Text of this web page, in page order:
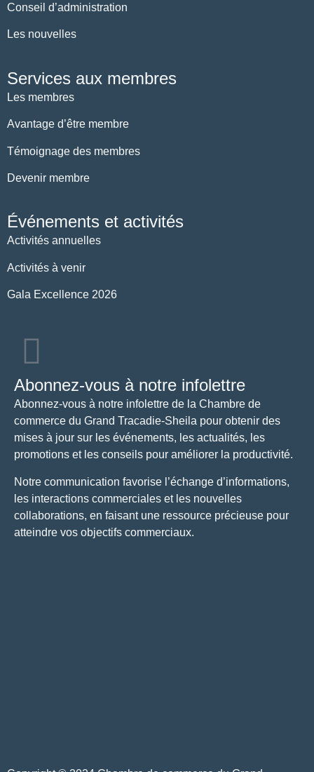
Conseil d’administration
Les nouvelles
Services aux membres
Les membres
Avantage d’être membre
Témoignage des membres
Devenir membre
Événements et activités
Activités annuelles
Activités à venir
Gala Excellence 2026
Abonnez-vous à notre infolettre
Abonnez-vous à notre infolettre de la Chambre de
commerce du Grand Tracadie-Sheila pour obtenir des
mises à jour sur les événements, les actualités, les
promotions et les conseils pour améliorer la productivité.
Notre communication favorise l’échange d’informations,
les interactions commerciales et les nouvelles
collaborations, en faisant une ressource précieuse pour
atteindre vos objectifs commerciaux.